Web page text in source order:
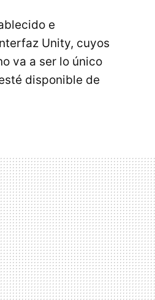
e
Unity, cuyos
va a ser lo único
disponible de